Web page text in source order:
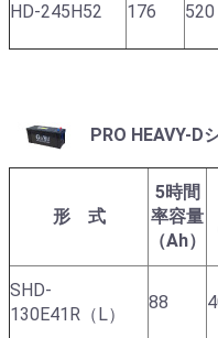
HD-245H52 176 520
PRO HEAVY-D
形 式
5時間
率容量
（Ah）
SHD-
130E41R（L）
88